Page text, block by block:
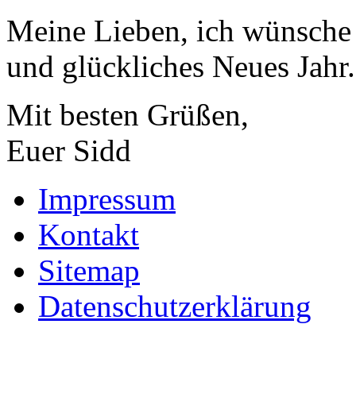
Meine Lieben, ich
und glückliches Neues Jahr.
Mit besten Grüßen,
Euer Sidd
Impressum
Kontakt
Sitemap
Datenschutzerklärung